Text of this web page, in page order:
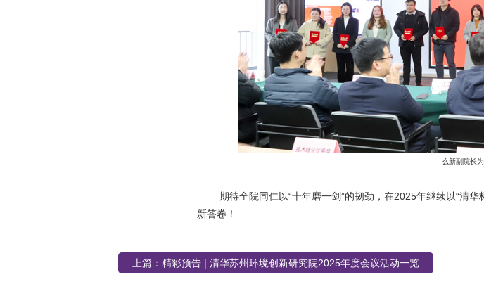
么新副院长
期待全院同仁以“十年磨一剑”的韧劲，在2025年继续以“清
新答卷！
上篇： 精彩预告 | 清华苏州环境创新研究院2025年度会议活动一览